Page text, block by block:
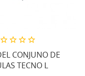
CONJUNO DE
TECNO L